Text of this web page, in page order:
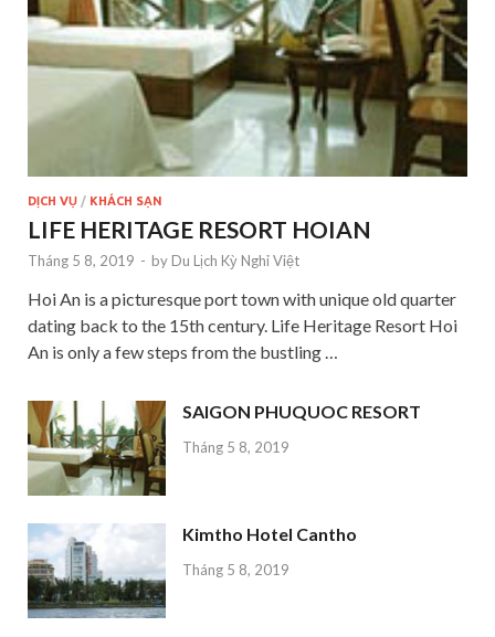
DỊCH VỤ / KHÁCH SẠN
LIFE HERITAGE RESORT HOIAN
Tháng 5 8, 2019 - by Du Lịch Kỳ Nghỉ Việt
Hoi An is a picturesque port town with unique old quarter
dating back to the 15th century. Life Heritage Resort Hoi
An is only a few steps from the bustling …
SAIGON PHUQUOC RESORT
Tháng 5 8, 2019
Kimtho Hotel Cantho
Tháng 5 8, 2019